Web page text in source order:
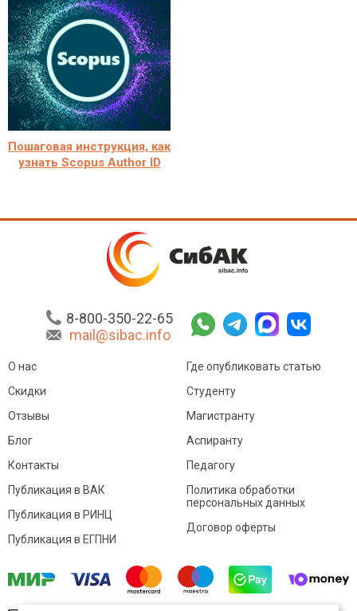
Пошаговая инструкция, как
узнать Scopus Author ID
8-800-350-22-65
mail@sibac.info
О нас
Скидки
Отзывы
Блог
Контакты
Где опубликовать статью
Студенту
Магистранту
Аспиранту
Педагогу
Публикация в ВАК
Публикация в РИНЦ
Публикация в ЕГПНИ
Политика обработки
персональных данных
Договор оферты